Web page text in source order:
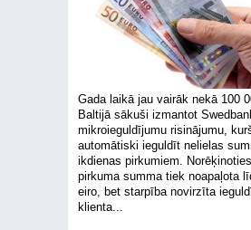
Gada laikā jau vairāk nekā 100
Baltijā sākuši izmantot
mikroieguldījumu risinājumu,
automātiski ieguldīt nelielas
ikdienas pirkumiem.
pirkuma summa tiek noapaļota
eiro, bet starpība novirzīta
klienta...